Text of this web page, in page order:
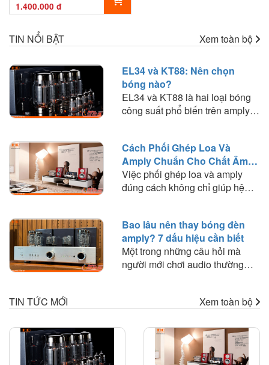
1.400.000 đ
TIN NỔI BẬT Xem toàn bộ
EL34 và KT88: Nên chọn
bóng nào?
EL34 và KT88 là hai loại bóng
công suất phổ biến trên amply
phối ghép và lựa chọn loại bóng
phù hợp với nhu cầu nghe
nhạc.
Cách Phối Ghép Loa Và
Amply Chuẩn Cho Chất Âm
Hay
Việc phối ghép loa và amply
đúng cách không chỉ giúp hệ
thanh mà bạn trải nghiệm. Trong
bài viết này, HD Audio sẽ chia
sẻ những nguyên tắc quan trọng
và kinh nghiệm thực tế giúp bạn
dàn âm thanh.
Bao lâu nên thay bóng đèn
amply? 7 dấu hiệu cần biết
Một trong những câu hỏi mà
người mới chơi audio thường
nào cần thay bóng đèn?". Trên
kiện có tuổi thọ nhất định và sẽ
dần suy giảm hiệu suất sau một
thời gian hoạt động.
TIN TỨC MỚI Xem toàn bộ